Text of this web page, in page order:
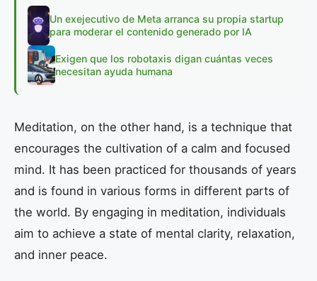
Un exejecutivo de Meta arranca su propia startup
para moderar el contenido generado por IA
Exigen que los robotaxis digan cuántas veces
necesitan ayuda humana
Meditation, on the other hand, is a technique that
encourages the cultivation of a calm and focused
mind. It has been practiced for thousands of years
and is found in various forms in different parts of
the world. By engaging in meditation, individuals
aim to achieve a state of mental clarity, relaxation,
and inner peace.